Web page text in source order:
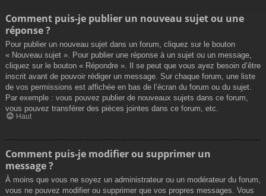
Comment puis-je publier un nouveau sujet ou une
réponse ?
Pour publier un nouveau sujet dans un forum, cliquez sur le bouton
« Nouveau sujet ». Pour publier une réponse à un sujet ou un message,
cliquez sur le bouton « Répondre ». Il se peut que vous ayez besoin d’être
inscrit avant de pouvoir rédiger un message. Sur chaque forum, une liste
de vos permissions est affichée en bas de l’écran du forum ou du sujet.
Par exemple : vous pouvez publier de nouveaux sujets dans ce forum,
vous pouvez transférer des pièces jointes dans ce forum, etc.
Haut
Comment puis-je modifier ou supprimer un
message ?
À moins que vous ne soyez un administrateur ou un modérateur du forum,
vous ne pouvez modifier ou supprimer que vos propres messages. Vous